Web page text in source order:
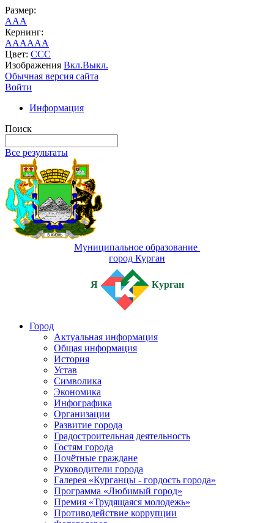
Размер:
AAA
Кернинг:
AAAAAA
Цвет: CCC
Изображения Вкл.Выкл.
Обычная версия сайта
Войти
Информация
Поиск
Все результаты
Муниципальное образование
город Курган
Я Курган
Город
Актуальная информация
Общая информация
История
Устав
Символика
Экономика
Инфографика
Организации
Развитие города
Градостроительная деятельность
Гостям города
Почётные граждане
Руководители города
Галерея «Курганцы - гордость города»
Программа «Любимый город»
Премия «Трудящаяся молодежь»
Противодействие коррупции